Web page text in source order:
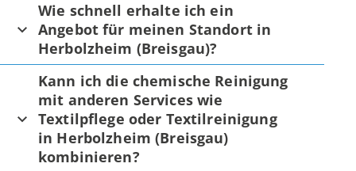
Wie schnell erhalte ich ein
Angebot für meinen Standort in
Herbolzheim (Breisgau)?
Kann ich die chemische Reinigung
mit anderen Services wie
Textilpflege oder Textilreinigung
in Herbolzheim (Breisgau)
kombinieren?